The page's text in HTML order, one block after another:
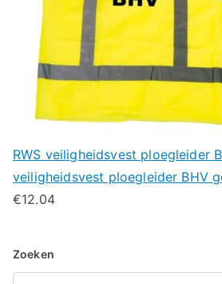
RWS veiligheidsvest ploegleider
veiligheidsvest ploegleider BHV
€12.04
Zoeken